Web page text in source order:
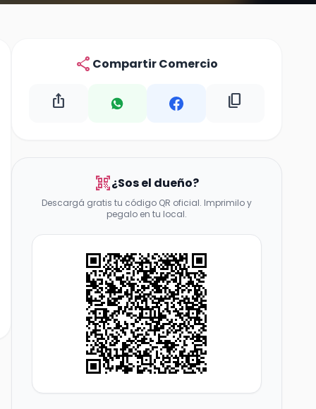
share Compartir Comercio
ios_share content_copy
qr_code_scanner¿Sos el dueño?
Descargá gratis tu código QR oficial. Imprimilo y
pegalo en tu local.